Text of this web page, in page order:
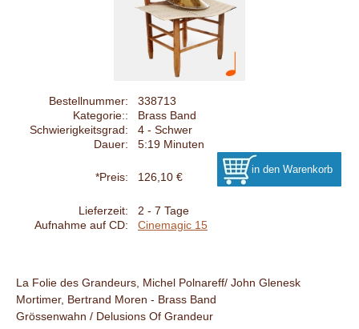
Bestellnummer:
338713
Kategorie::
Brass Band
Schwierigkeitsgrad:
4 - Schwer
Dauer:
5:19 Minuten
*Preis: 126,10 €
Lieferzeit:
2 - 7 Tage
Aufnahme auf CD:
Cinemagic 15
La Folie des Grandeurs, Michel Polnareff/ John Glenesk
Mortimer, Bertrand Moren - Brass Band
Grössenwahn / Delusions Of Grandeur